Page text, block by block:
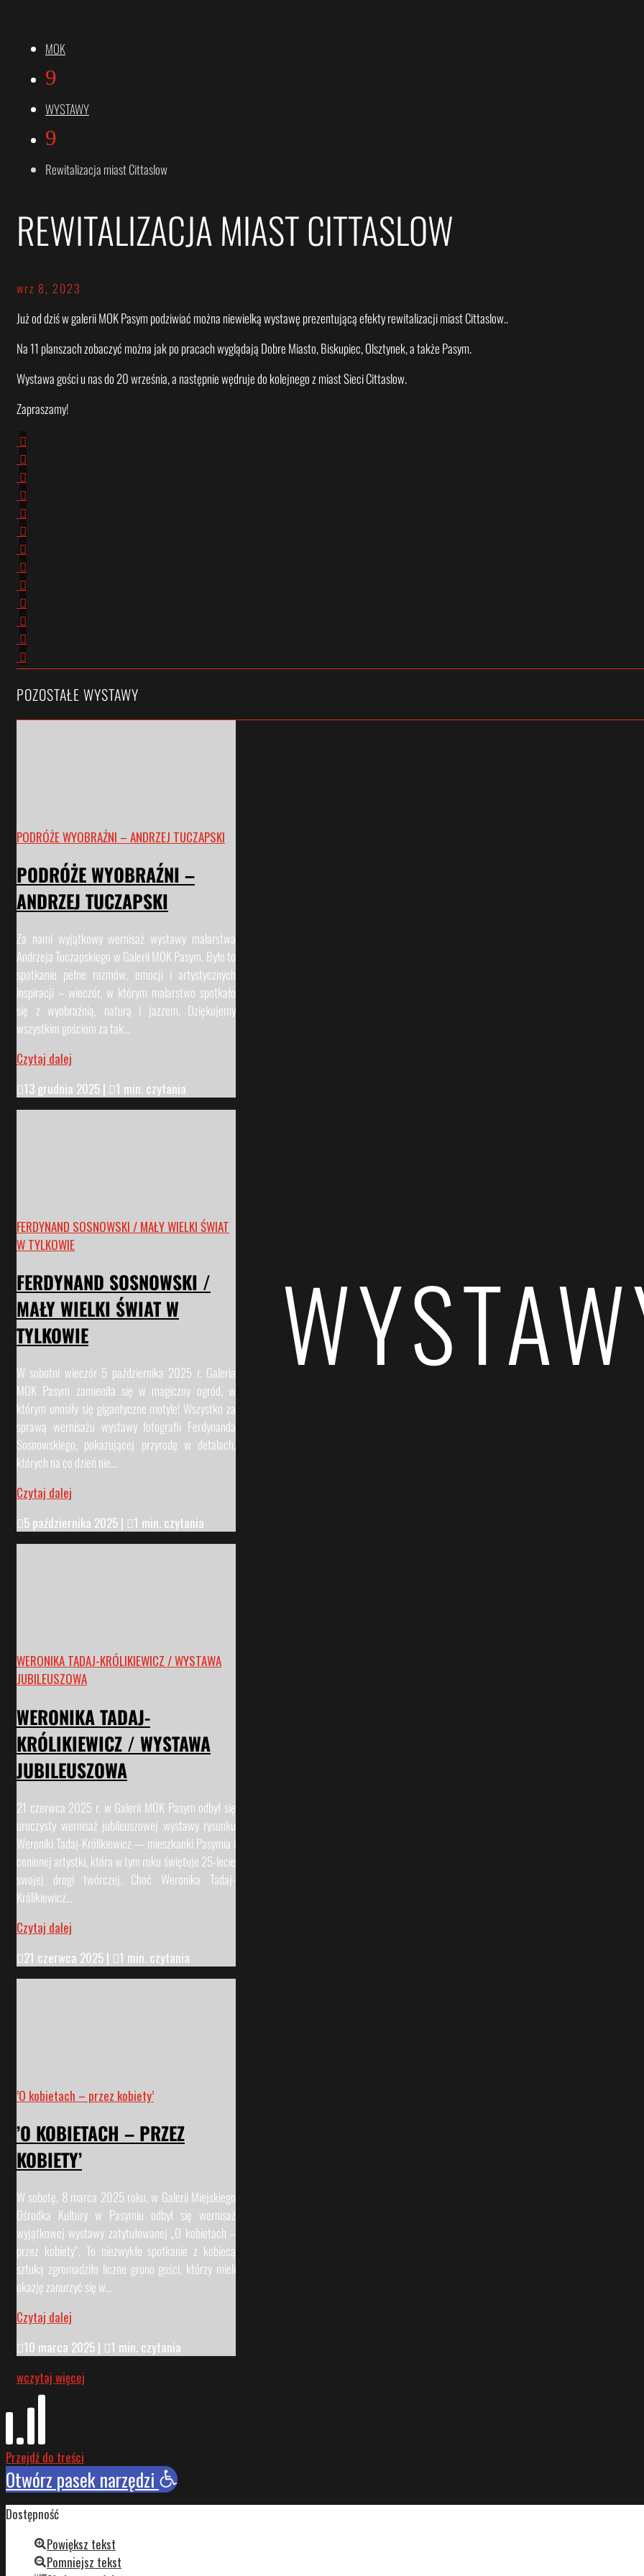
MOK
9
WYSTAWY
9
Rewitalizacja miast Cittaslow
REWITALIZACJA MIAST CITTASLOW
wrz 8, 2023
Już od dziś w galerii MOK Pasym podziwiać można niewielką wystawę prezentującą efekty rewitalizacji miast Cittaslow..
Na 11 planszach zobaczyć można jak po pracach wyglądają Dobre Miasto, Biskupiec, Olsztynek, a także Pasym.
Wystawa gości u nas do 20 września, a następnie wędruje do kolejnego z miast Sieci Cittaslow.
Zapraszamy!
POZOSTAŁE WYSTAWY
PODRÓŻE WYOBRAŹNI – ANDRZEJ TUCZAPSKI
PODRÓŻE WYOBRAŹNI –
ANDRZEJ TUCZAPSKI
Za nami wyjątkowy wernisaż wystawy malarstwa
Andrzeja Tuczapskiego w Galerii MOK Pasym. Było to
spotkanie pełne rozmów, emocji i artystycznych
inspiracji – wieczór, w którym malarstwo spotkało
się z wyobraźnią, naturą i jazzem. Dziękujemy
wszystkim gościom za tak...
Czytaj dalej
13 grudnia 2025 | 1 min. czytania
FERDYNAND SOSNOWSKI / MAŁY WIELKI ŚWIAT
W TYLKOWIE
FERDYNAND SOSNOWSKI /
MAŁY WIELKI ŚWIAT W
TYLKOWIE
W sobotni wieczór 5 października 2025 r. Galeria
MOK Pasym zamieniła się w magiczny ogród, w
którym unosiły się gigantyczne motyle! Wszystko za
sprawą wernisażu wystawy fotografii Ferdynanda
Sosnowskiego, pokazującej przyrodę w detalach,
których na co dzień nie...
Czytaj dalej
5 października 2025 | 1 min. czytania
WERONIKA TADAJ-KRÓLIKIEWICZ / WYSTAWA
JUBILEUSZOWA
WERONIKA TADAJ-
KRÓLIKIEWICZ / WYSTAWA
JUBILEUSZOWA
21 czerwca 2025 r. w Galerii MOK Pasym odbył się
uroczysty wernisaż jubileuszowej wystawy rysunku
Weroniki Tadaj-Królikiewicz — mieszkanki Pasymia i
cenionej artystki, która w tym roku świętuje 25-lecie
swojej drogi twórczej. Choć Weronika Tadaj-
Królikiewicz...
Czytaj dalej
21 czerwca 2025 | 1 min. czytania
’O kobietach – przez kobiety’
’O KOBIETACH – PRZEZ
KOBIETY’
W sobotę, 8 marca 2025 roku, w Galerii Miejskiego
Ośrodka Kultury w Pasymiu odbył się wernisaż
wyjątkowej wystawy zatytułowanej „O kobietach –
przez kobiety”. To niezwykłe spotkanie z kobiecą
sztuką zgromadziło liczne grono gości, którzy mieli
okazję zanurzyć się w...
Czytaj dalej
10 marca 2025 | 1 min. czytania
wczytaj więcej
Przejdź do treści
Otwórz pasek narzędzi
Dostępność
Powiększ tekst
Pomniejsz tekst